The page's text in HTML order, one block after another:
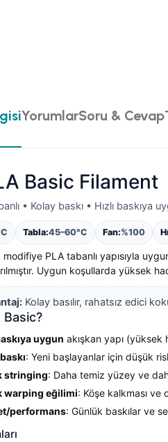
YorumlarSoru & Cevap
Basic Filament
• Kolay baskı • Hızlı baskıya
Tabla:45–60°C Fan:%100
modifiye PLA tabanlı yapısıyla
Uygun koşullarda yüksek
Kolay basılır, rahatsız edici
Basic?
uygun akışkan yapı
: Yeni başlayanlar için düşük
stringing: Daha temiz yüzey ve
warping eğilimi: Köşe kalkması ve
performans: Günlük baskılar ve